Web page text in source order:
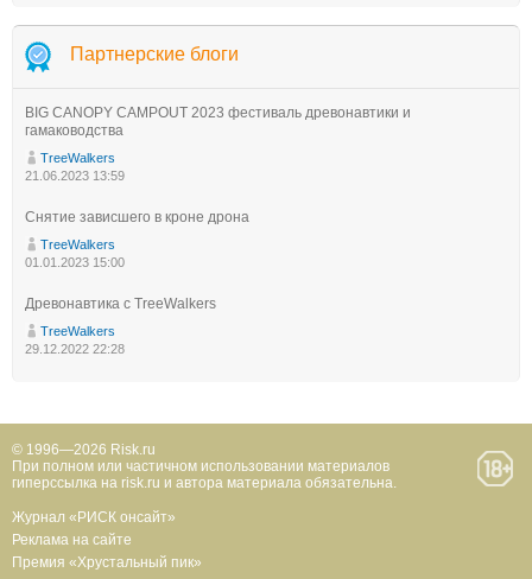
Партнерские блоги
BIG CANOPY CAMPOUT 2023 фестиваль древонавтики и
гамаководства
TreeWalkers
21.06.2023 13:59
Снятие зависшего в кроне дрона
TreeWalkers
01.01.2023 15:00
Древонавтика с TreeWalkers
TreeWalkers
29.12.2022 22:28
© 1996—2026 Risk.ru
При полном или частичном использовании материалов
гиперссылка на risk.ru и автора материала обязательна.
Журнал «РИСК онсайт»
Реклама на сайте
Премия «Хрустальный пик»